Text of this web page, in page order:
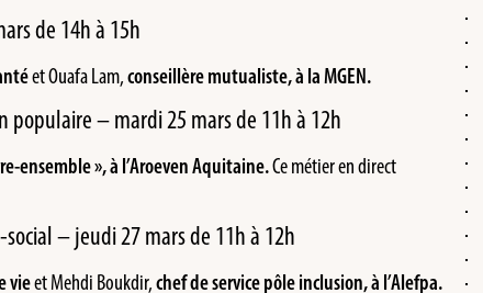
de 14h à 15h
et Ouafa Lam,conseillère mutualiste, à la MGEN.
populaire – mardi 25 mars de 11h à 12h
ensemble », à l’Aroeven Aquitaine.Ce métier en direct
– jeudi 27 mars de 11h à 12h
vieet Mehdi Boukdir,chef de service pôle inclusion, à l’Alefpa.